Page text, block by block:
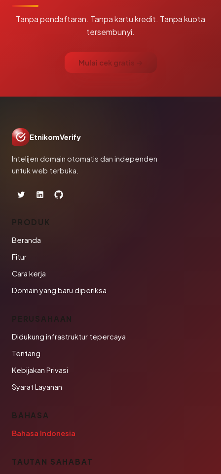
Tanpa pendaftaran. Tanpa kartu kredit. Tanpa kuota
tersembunyi.
Mulai cek gratis →
EtnikomVerify
Intelijen domain otomatis dan independen
untuk web terbuka.
PRODUK
Beranda
Fitur
Cara kerja
Domain yang baru diperiksa
PERUSAHAAN
Didukung infrastruktur tepercaya
Tentang
Kebijakan Privasi
Syarat Layanan
BAHASA
Bahasa Indonesia
TAUTAN SAHABAT